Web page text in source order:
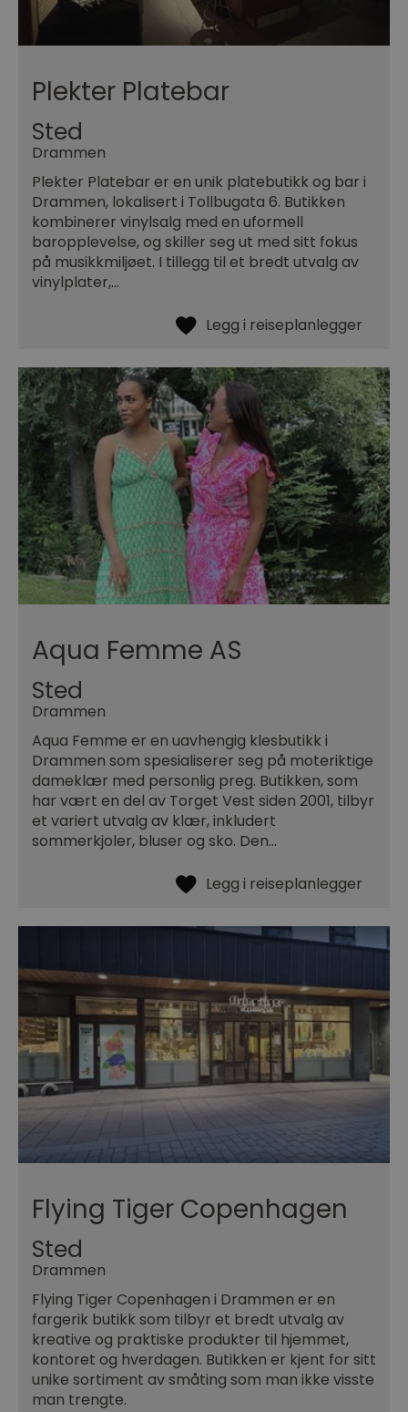
Plekter Platebar
Sted
Drammen
Plekter Platebar er en unik platebutikk og bar i
Drammen, lokalisert i Tollbugata 6. Butikken
kombinerer vinylsalg med en uformell
baropplevelse, og skiller seg ut med sitt fokus
på musikkmiljøet. I tillegg til et bredt utvalg av
vinylplater,…
Aqua Femme AS
Sted
Drammen
Aqua Femme er en uavhengig klesbutikk i
Drammen som spesialiserer seg på moteriktige
dameklær med personlig preg. Butikken, som
har vært en del av Torget Vest siden 2001, tilbyr
et variert utvalg av klær, inkludert
sommerkjoler, bluser og sko. Den…
Flying Tiger Copenhagen
Sted
Drammen
Flying Tiger Copenhagen i Drammen er en
fargerik butikk som tilbyr et bredt utvalg av
kreative og praktiske produkter til hjemmet,
kontoret og hverdagen. Butikken er kjent for sitt
unike sortiment av småting som man ikke visste
man trengte.